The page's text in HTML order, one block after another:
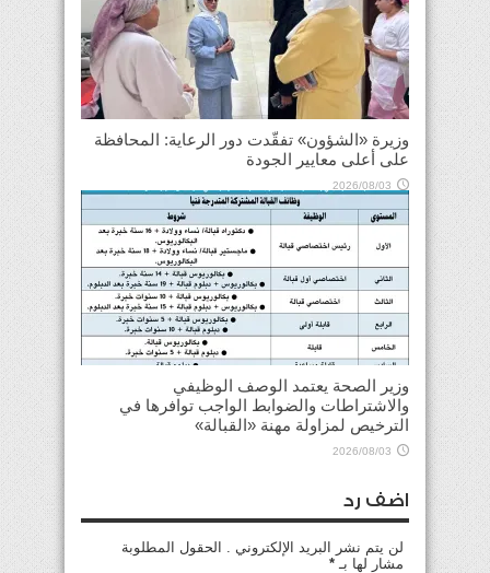
وزيرة «الشؤون» تفقّدت دور الرعاية: المحافظة
على أعلى معايير الجودة
2026/08/03
وزير الصحة يعتمد الوصف الوظيفي
والاشتراطات والضوابط الواجب توافرها في
الترخيص لمزاولة مهنة «القبالة»
2026/08/03
اضف رد
لن يتم نشر البريد الإلكتروني . الحقول المطلوبة
مشار لها بـ *